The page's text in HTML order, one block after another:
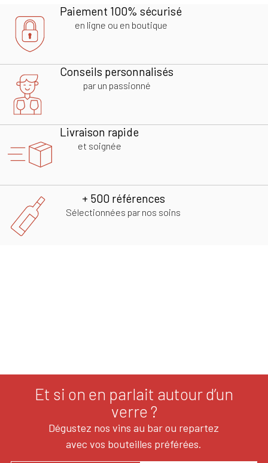
Paiement 100% sécurisé
en ligne ou en boutique
Conseils personnalisés
par un passionné
Livraison rapide
et soignée
+ 500 références
Sélectionnées par nos soins
Et si on en parlait autour d’un
verre ?
Dégustez nos vins au bar ou repartez
avec vos bouteilles préférées.